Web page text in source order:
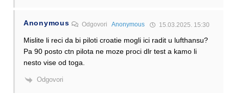
Anonymous OdgovoriAnonymous 15.03.2025. 15:30
Mislite li reci da bi piloti croatie mogli ici radit u lufthansu?
Pa 90 posto ctn pilota ne moze proci dlr test a kamo li
nesto vise od toga.
Odgovori